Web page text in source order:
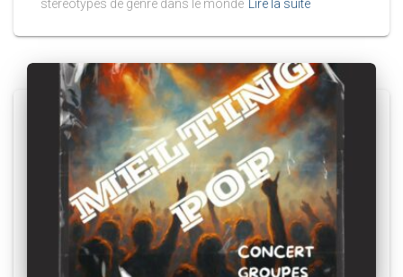
stéréotypes de genre dans le monde
Lire la suite